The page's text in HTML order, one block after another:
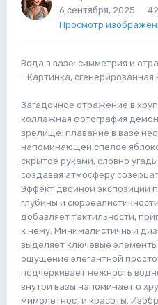
6 сентября, 2025
Просмотр
Вода в вазе: симметрия и
- Картинка,
Загадочное отражение в
коллажная фотография
зрелище: плавание в вазе
напоминающей спелое
скрытое руками, словно
создавая атмосферу
Эффект двойной экспозиции
глубины и
добавляет тактильности,
к нему. Минималистичный
выделяет ключевые
ощущение элегантной
подчеркивает нежность
внутри вазы напоминает о
мимолетности красоты.